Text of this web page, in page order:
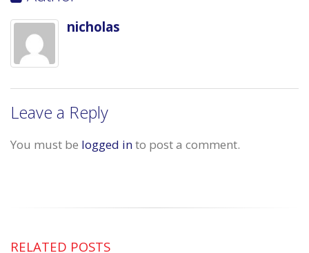
nicholas
Leave a Reply
You must be logged into post a comment.
RELATED POSTS